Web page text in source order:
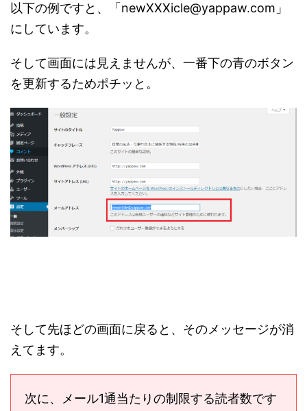
以下の例ですと、「newXXXicle@yappaw.com」
にしています。
そして画面には見えませんが、一番下の青のボタン
を更新するためポチッと。
そして先ほどの画面に戻ると、そのメッセージが消
えてます。
次に、メール1通当たりの制限する読者数です